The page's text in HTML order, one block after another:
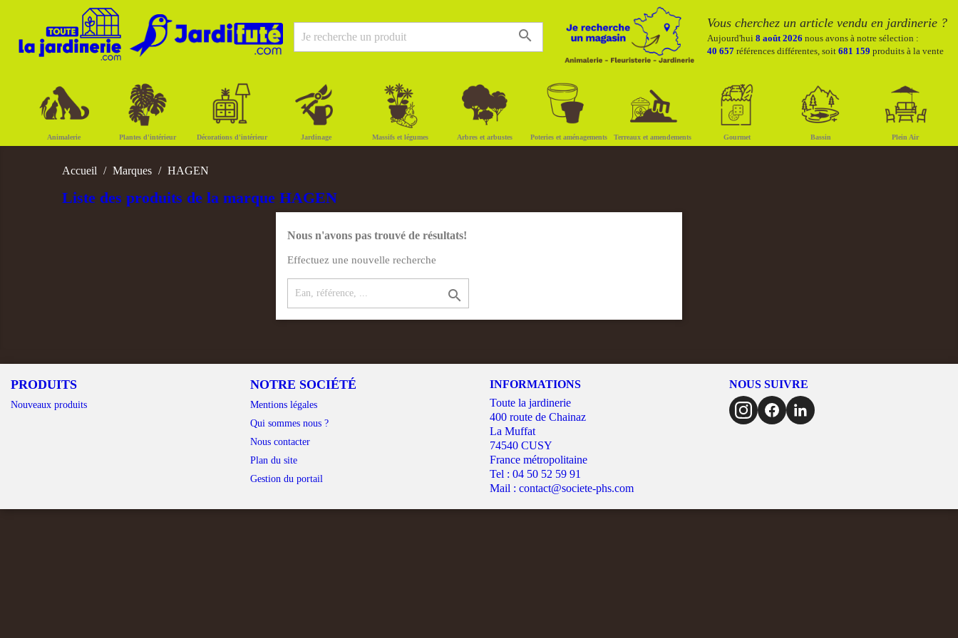
search
Vous cherchez un article vendu en jardinerie ?
Aujourd'hui 8 août 2026 nous avons à notre sélection :
40 657 références différentes, soit 681 159 produits à la vente
Animalerie Plantes d'intérieur Décorations d'intérieur Jardinage Massifs et légumes Arbres et arbustes Poteries et aménagements Terreaux et amendements Gourmet Bassin Plein Air
Accueil Marques HAGEN
Liste des produits de la marque HAGEN
Nous n'avons pas trouvé de résultats!
Effectuez une nouvelle recherche

PRODUITS
Nouveaux produits
NOTRE SOCIÉTÉ
Mentions légales
Qui sommes nous ?
Nous contacter
Plan du site
Gestion du portail
INFORMATIONS
Toute la jardinerie
400 route de Chainaz
La Muffat
74540 CUSY
France métropolitaine
Tel : 04 50 52 59 91
Mail : contact@societe-phs.com
NOUS SUIVRE